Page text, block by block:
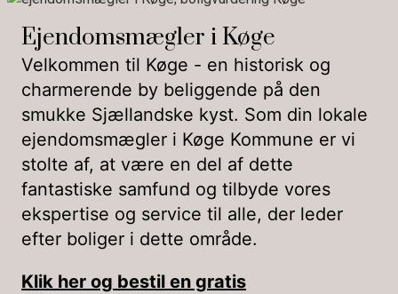
Ejendomsmægler i Køge
Velkommen til Køge - en historisk og
charmerende by beliggende på den
smukke Sjællandske kyst. Som din lokale
ejendomsmægler i Køge Kommune er vi
stolte af, at være en del af dette
fantastiske samfund og tilbyde vores
ekspertise og service til alle, der leder
efter boliger i dette område.
Klik her og bestil en gratis